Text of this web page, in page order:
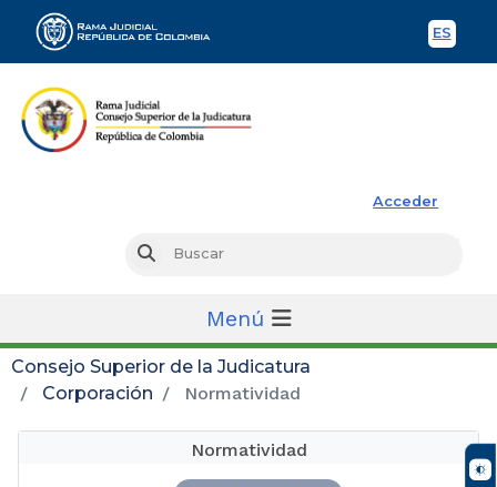
ES
Acceder
Buscar
Menú
Consejo Superior de la Judicatura
Corporación
Normatividad
Normatividad